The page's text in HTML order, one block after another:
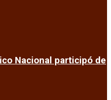
Nacional participó de